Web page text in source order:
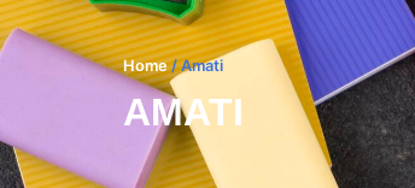
Home/ Amati
AMATI